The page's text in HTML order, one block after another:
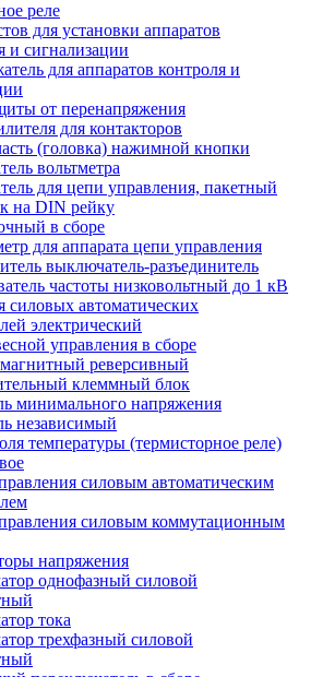
реле
для установки аппаратов
и сигнализации
для аппаратов контроля и
от перенапряжения
для контакторов
(головка) нажимной кнопки
вольтметра
для цепи управления, пакетный
на DIN рейку
в сборе
для аппарата цепи управления
выключатель-разъединитель
частоты низковольтный до 1 кВ
силовых автоматических
электрический
управления в сборе
реверсивный
клеммный блок
минимального напряжения
независимый
температуры (термисторное реле)
силовым автоматическим
силовым коммутационным
напряжения
однофазный силовой
тока
трехфазный силовой